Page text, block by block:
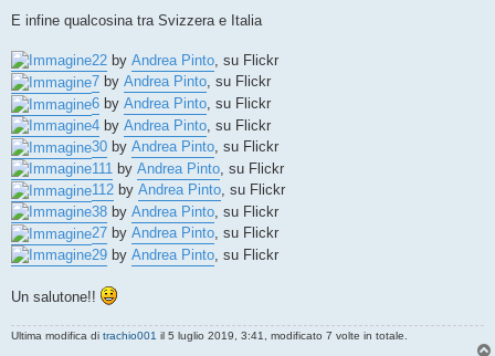
E infine qualcosina tra Svizzera e Italia
22 by Andrea Pinto , su Flickr
7 by Andrea Pinto, su Flickr
6 by Andrea Pinto , su Flickr
4 by Andrea Pinto , su Flickr
30 by Andrea Pinto, su Flickr
111 by Andrea Pinto , su Flickr
112 by Andrea Pinto, su Flickr
38 by Andrea Pinto , su Flickr
27 by Andrea Pinto, su Flickr
29 by Andrea Pinto , su Flickr
Un salutone!!
Ultima modifica di trachio001 il 5 luglio 2019, 3:41, modificato 7 volte in totale.